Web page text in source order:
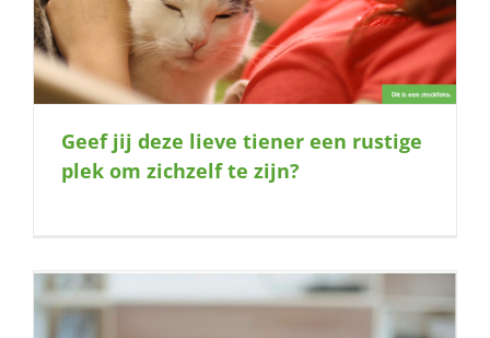
Geef jij deze lieve tiener een rustige
plek om zichzelf te zijn?